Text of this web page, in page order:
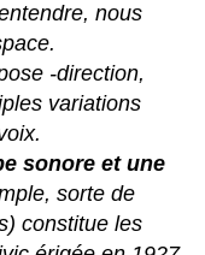
nous
-direction,
variations
sonore et une
sorte de
constitue les